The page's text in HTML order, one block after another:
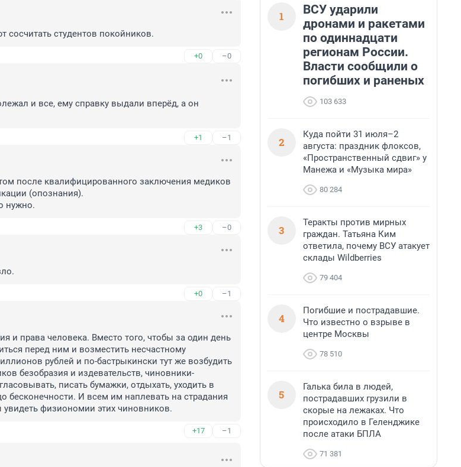
студентов покойников.
+0 –0
и все, ему справку выдали вперёд, а он
+1 –1
после квалифицированного заключения медиков
(опознания).
нужно.
+3 –0
+0 –1
и права человека. Вместо того, чтобы за один день
перед ним и возместить несчастному
рублей и по-бастрыкински тут же возбудить
безобразия и издевательств, чиновники-
писать бумажки, отдыхать, уходить в
бесконечности. И всем им наплевать на страдания
физиономии этих чиновников.
+17 –1
1
ВСУ ударили
дронами и ракетами
по одиннадцати
регионам России.
Власти сообщили о
погибших и раненых
103 633
2
Куда пойти 31 июля–2
августа: праздник флоксов,
«Пространственный сдвиг» у
Манежа и «Музыка мира»
80 284
3
Теракты против мирных
граждан. Татьяна Ким
ответила, почему ВСУ атакует
склады Wildberries
79 404
4
Погибшие и пострадавшие.
Что известно о взрыве в
центре Москвы
78 510
5
Галька била в людей,
пострадавших грузили в
скорые на лежаках. Что
происходило в Геленджике
после атаки БПЛА
71 381